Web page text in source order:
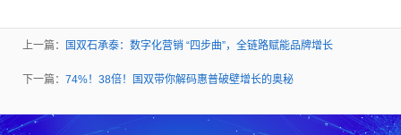
上一篇： 国双石承泰：数字化营销 “四步曲”，全链路赋能品牌增长
下一篇： 74%！38倍！国双带你解码惠普破壁增长的奥秘